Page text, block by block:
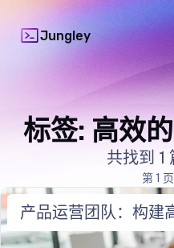
Jungley
标签: 高效
共找到 1
第 1
产品运营团队：构建